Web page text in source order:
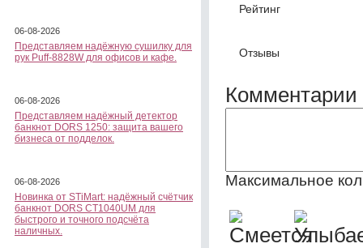
06-08-2026
Представляем надёжную сушилку для
рук Puff-8828W для офисов и кафе.
06-08-2026
Представляем надёжный детектор
банкнот DORS 1250: защита вашего
бизнеса от подделок.
06-08-2026
Новинка от STiMart: надёжный счётчик
банкнот DORS CT1040UM для
быстрого и точного подсчёта
наличных.
Рейтинг
Отзывы
Комментарии
Максимальное